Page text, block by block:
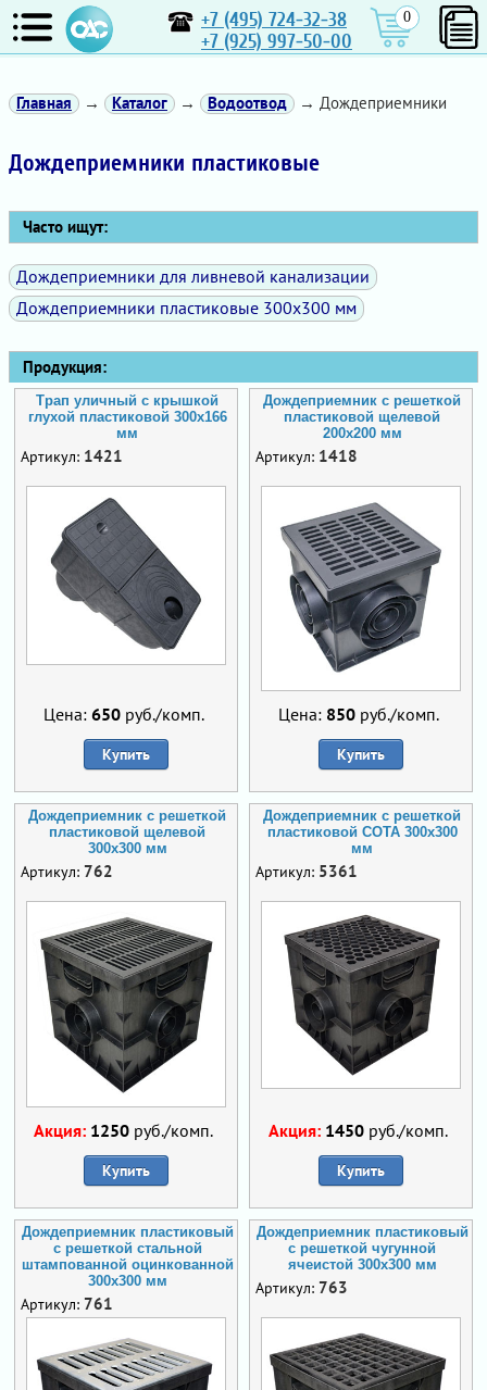
+7 (495) 724-32-38
+7 (925) 997-50-00
0
Главная → Каталог → Водоотвод → Дождеприемники
Дождеприемники пластиковые
Часто ищут:
Дождеприемники для ливневой канализации
Дождеприемники пластиковые 300х300 мм
Продукция:
Трап уличный с крышкой
глухой пластиковой 300х166
мм
Артикул: 1421
Цена: 650руб./комп.
Купить
Дождеприемник с решеткой
пластиковой щелевой
200х200 мм
Артикул: 1418
Цена: 850руб./комп.
Купить
Дождеприемник с решеткой
пластиковой щелевой
300х300 мм
Артикул: 762
Акция: 1250 руб./комп.
Купить
Дождеприемник с решеткой
пластиковой СОТА 300х300
мм
Артикул: 5361
Акция: 1450 руб./комп.
Купить
Дождеприемник пластиковый
с решеткой стальной
штампованной оцинкованной
300х300 мм
Артикул: 761
Дождеприемник пластиковый
с решеткой чугунной
ячеистой 300х300 мм
Артикул: 763